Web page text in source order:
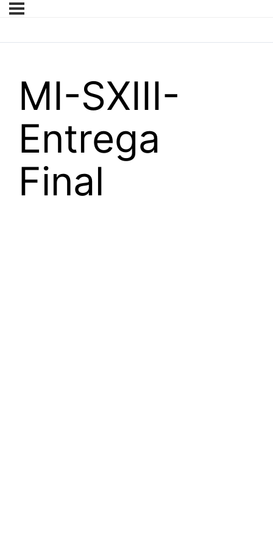
MI-SXIII-
Entrega
Final